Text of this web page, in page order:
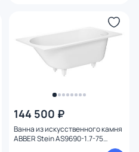
144 500 ₽
Ванна из искусственного камня
ABBER Stein AS9690-1.7-75